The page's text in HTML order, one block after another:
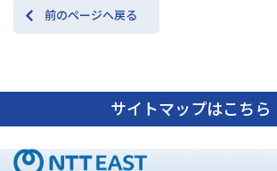
前のページへ戻る
サイトマップはこちら